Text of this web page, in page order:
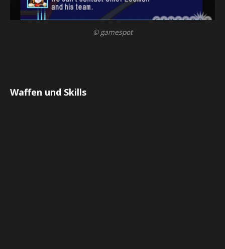
© gamespot
Waffen und Skills